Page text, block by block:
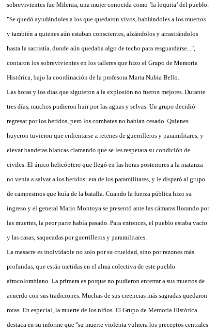
sobrevivientes fue Milenia, una mujer conocida como ’la loquita’ del pueblo.
"Se quedó ayudándoles a los que quedaron vivos, hablándoles a los muertos
y también a quienes aún estaban conscientes, alzándolos y arrastrándolos
hasta la sacristía, donde aún quedaba algo de techo para resguardarse...",
contaron los sobrevivientes en los talleres que hizo el Grupo de Memoria
Histórica, bajo la coordinación de la profesora Marta Nubia Bello.
Las horas y los días que siguieron a la explosión no fueron mejores. Durante
tres días, muchos pudieron huir por las aguas y selvas. Un grupo decidió
regresar por los heridos, pero los combates no habían cesado. Quienes
huyeron tuvieron que enfrentarse a retenes de guerrilleros y paramilitares, y
elevar banderas blancas clamando que se les respetara su condición de
civiles. El único helicóptero que llegó en las horas posteriores a la matanza
no venía a salvar a los heridos: era de los paramilitares, y le disparó al grupo
de campesinos que huía de la batalla. Cuando la fuerza pública hizo su
ingreso y el general Mario Montoya se presentó ante las cámaras llorando por
las muertes, la peor parte había pasado. Para entonces, el pueblo estaba vacío
y las casas, saqueadas por guerrilleros y paramilitares.
La masacre es inolvidable no solo por su crueldad, sino por razones más
profundas, que están metidas en el alma colectiva de este pueblo
afrocolombiano. La primera es porque no pudieron enterrar a sus muertos de
acuerdo con sus tradiciones. Muchas de sus creencias más sagradas quedaron
rotas. En especial, la muerte de los niños. El Grupo de Memoria Histórica
destaca en su informe que "su muerte violenta vulnera los preceptos centrales